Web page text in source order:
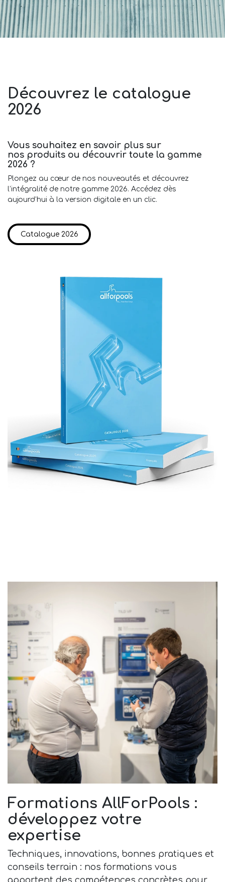
Découvrez le catalogue
2026
Vous souhaitez en savoir plus sur
nos produits ou découvrir toute la gamme
2026 ?
Plongez au cœur de nos nouveautés et découvrez
l’intégralité de notre gamme 2026. Accédez dès
aujourd’hui à la version digitale en un clic.
Catalogue 2026
Formations AllForPools :
développez votre
expertise
Techniques, innovations, bonnes pratiques et
conseils terrain : nos formations vous